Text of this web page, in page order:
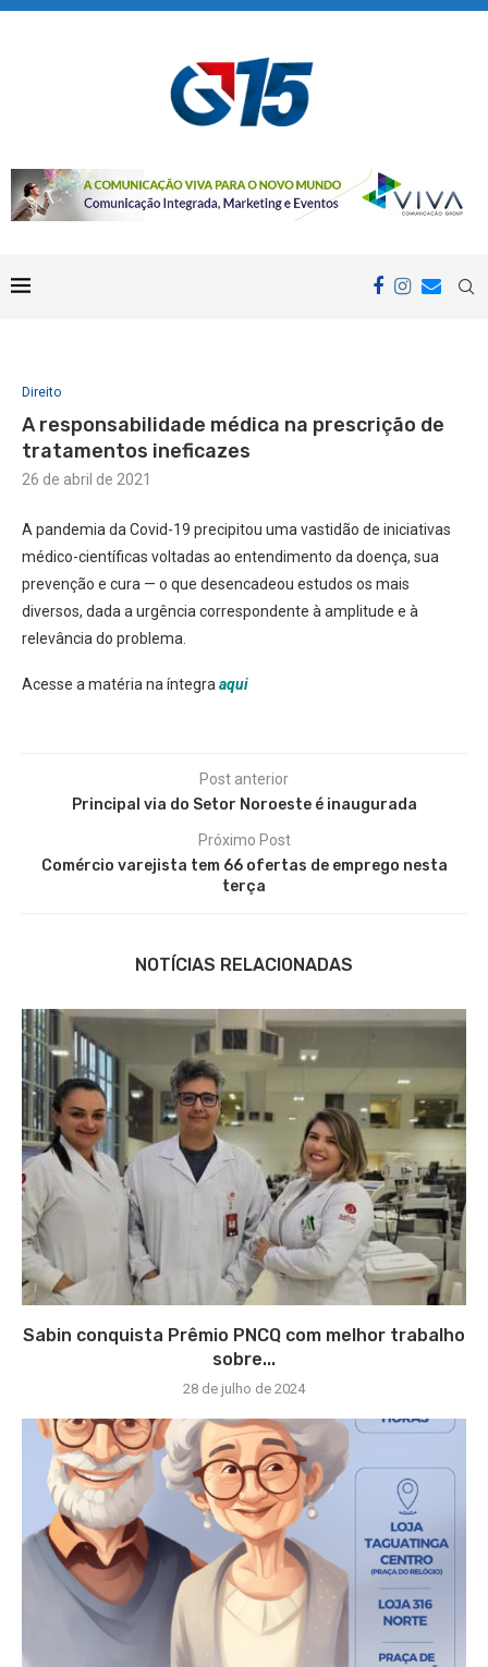
Direito
A responsabilidade médica na prescrição de
tratamentos ineficazes
26 de abril de 2021
A pandemia da Covid-19 precipitou uma vastidão de iniciativas
médico-científicas voltadas ao entendimento da doença, sua
prevenção e cura — o que desencadeou estudos os mais
diversos, dada a urgência correspondente à amplitude e à
relevância do problema.
Acesse a matéria na íntegraaqui
Post anterior
Principal via do Setor Noroeste é inaugurada
Próximo Post
Comércio varejista tem 66 ofertas de emprego nesta
terça
NOTÍCIAS RELACIONADAS
Sabin conquista Prêmio PNCQ com melhor trabalho
sobre...
28 de julho de 2024